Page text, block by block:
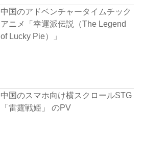
中国のアドベンチャータイムチック
アニメ「幸運派伝説（The Legend
of Lucky Pie）」
中国のスマホ向け横スクロールSTG
「雷霆戦姫」 のPV